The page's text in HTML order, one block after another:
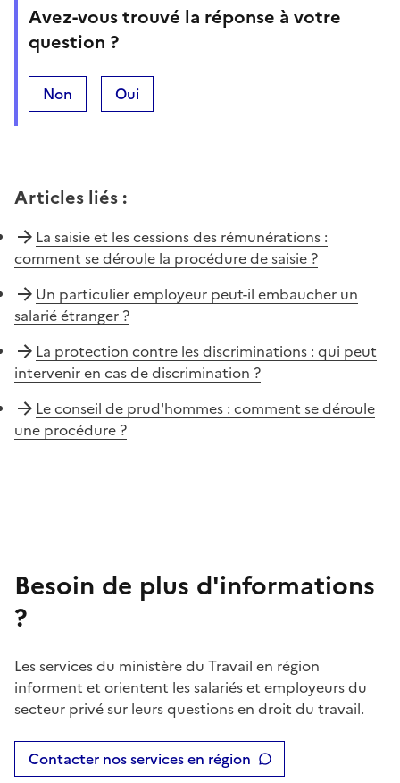
Avez-vous trouvé la réponse à votre
question ?
Non Oui
Articles liés :
La saisie et les cessions des rémunérations :
comment se déroule la procédure de saisie ?
Un particulier employeur peut-il embaucher un
salarié étranger ?
La protection contre les discriminations : qui peut
intervenir en cas de discrimination ?
Le conseil de prud'hommes : comment se déroule
une procédure ?
Besoin de plus d'informations
?
Les services du ministère du Travail en région
informent et orientent les salariés et employeurs du
secteur privé sur leurs questions en droit du travail.
Contacter nos services en région